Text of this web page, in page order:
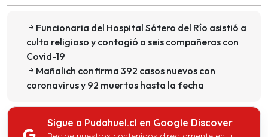
Funcionaria del Hospital Sótero del Río asistió a
culto religioso y contagió a seis compañeras con
Covid-19
Mañalich confirma 392 casos nuevos con
coronavirus y 92 muertos hasta la fecha
Sigue a Pudahuel.cl en Google Discover